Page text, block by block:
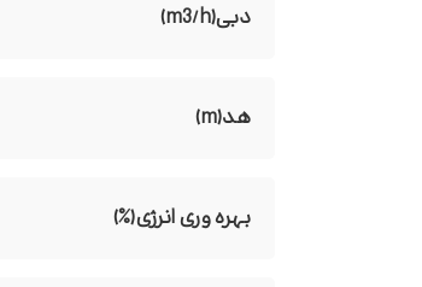
دبی(m3/h)
هد(m)
بهره وری انرژی(%)